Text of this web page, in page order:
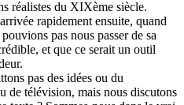
réalistes du XIXème siècle.
rapidement ensuite, quand
pas nous passer de sa
et que ce serait un outil
pas des idées ou du
de télévision, mais nous discutons